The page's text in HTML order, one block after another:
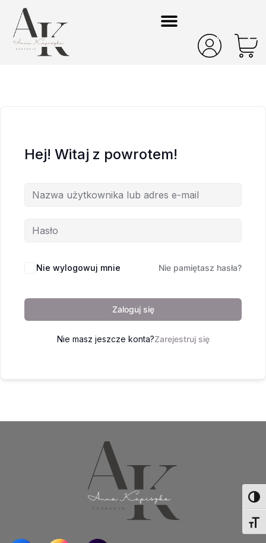
Hej! Witaj z powrotem!
Nie wylogowuj mnie Nie pamiętasz hasła?
Zaloguj się
Nie masz jeszcze konta?Zarejestruj się